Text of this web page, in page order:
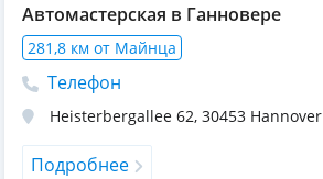
Автомастерская в Ганновере
281,8 км от Майнца
Телефон
Heisterbergallee 62, 30453 Hannover
Подробнее